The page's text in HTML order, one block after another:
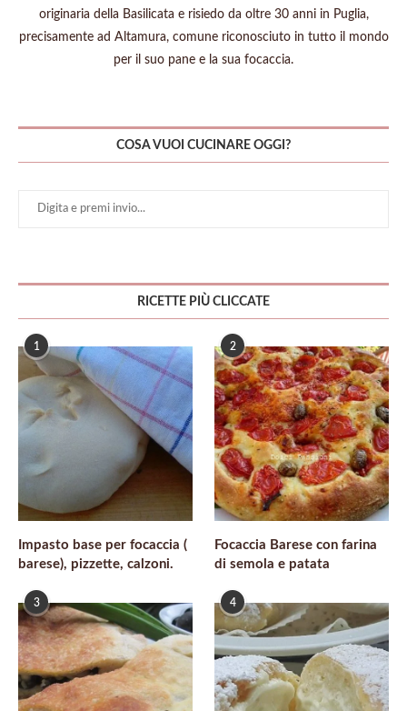
originaria della Basilicata e risiedo da oltre 30 anni in Puglia,
precisamente ad Altamura, comune riconosciuto in tutto il mondo
per il suo pane e la sua focaccia.
COSA VUOI CUCINARE OGGI?
RICETTE PIÙ CLICCATE
1
Impasto base per focaccia (
barese), pizzette, calzoni.
2
Focaccia Barese con farina
di semola e patata
3 4